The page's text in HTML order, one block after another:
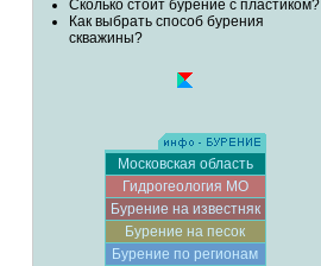
Сколько стоит бурение с пластиком?
Как выбрать способ бурения
скважины?
Московская область
Гидрогеология МО
Бурение на известняк
Бурение на песок
Бурение по регионам